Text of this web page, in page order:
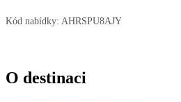
Kód nabídky: AHRSPU8AJY
O destinaci